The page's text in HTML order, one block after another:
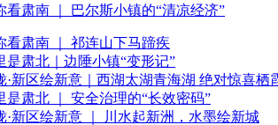
看肃南 ｜ 巴尔斯小镇的“清凉经济”
看肃南 ｜ 祁连山下马蹄疾
是肃北｜边陲小镇“变形记”
·新区绘新意｜西湖太湖青海湖 绝对惊喜栖
是肃北 ｜ 安全治理的“长效密码”
·新区绘新意 ｜ 川水起新洲，水墨绘新城